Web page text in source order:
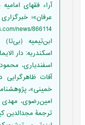
آراء فقهای
عرفان»؛
news/866114
ابن‌تیمیه (بی‌تا)
اسکندریه: دار
آفات ظاهرگرایی
خمینی»، پژوهشنامه
ترجمۀ مجدالدین